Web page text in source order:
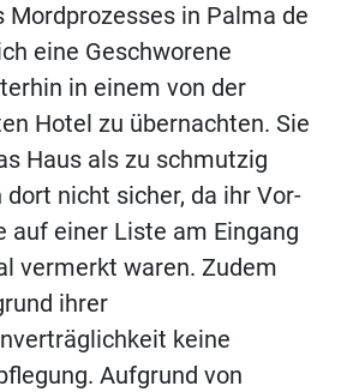
Mordprozesses in Palma de
eine Geschworene
in einem von der
Hotel zu übernachten. Sie
Haus als zu schmutzig
nicht sicher, da ihr Vor-
auf einer Liste am Eingang
vermerkt waren. Zudem
ihrer
keine
Aufgrund von